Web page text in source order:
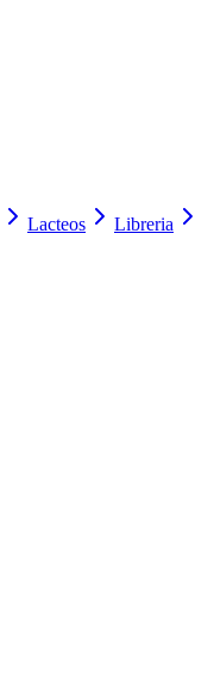
Lacteos
Libreria